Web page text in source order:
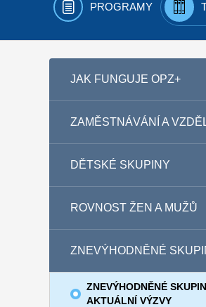
PROGRAMY
JAK FUNGUJE OPZ+
ZAMĚSTNÁVÁNÍ A
DĚTSKÉ SKUPINY
ROVNOST ŽEN A MUŽŮ
ZNEVÝHODNĚNÉ
ZNEVÝHODNĚNÉ
AKTUÁLNÍ VÝZVY